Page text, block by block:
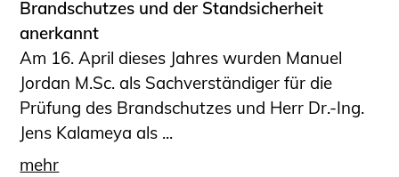
Brandschutzes und der Standsicherheit
anerkannt
Am 16. April dieses Jahres wurden Manuel
Jordan M.Sc. als Sachverständiger für die
Prüfung des Brandschutzes und Herr Dr.-Ing.
Jens Kalameya als ...
mehr